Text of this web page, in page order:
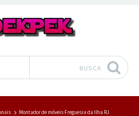
BUSCA
Montador de móveis Freguesia da Ilha RJ